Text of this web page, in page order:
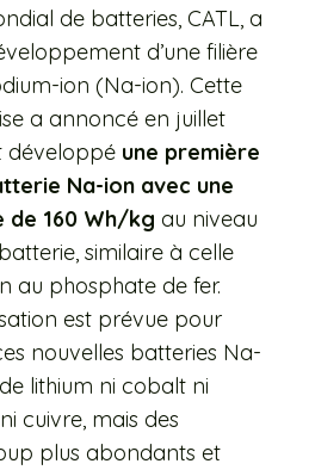
de batteries, CATL, a
d’une filière
ion (Na-ion). Cette
a annoncé en juillet
développé une première
Na-ion avec une
de 160 Wh/kg au niveau
similaire à celle
au phosphate de fer.
est prévue pour
nouvelles batteries Na-
lithium ni cobalt ni
cuivre, mais des
plus abondants et